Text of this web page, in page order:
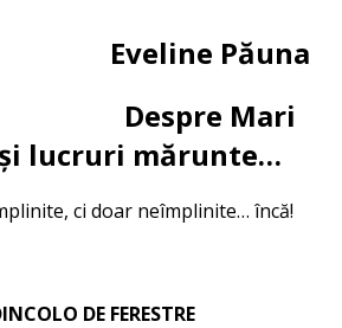
Eveline Păuna
Despre Mari
lucruri mărunte…
ci doar neîmplinite… încă!
DE FERESTRE